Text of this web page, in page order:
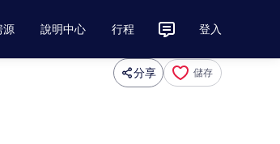
源 說明中心 行程 登入
分享 儲存